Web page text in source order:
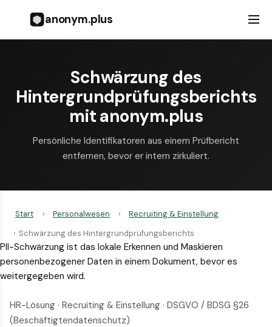
anonym.plus
Schwärzung des
Hintergrundprüfungsberichts
mit anonym.plus
Persönliche Identifikatoren aus einem Prüfbericht
entfernen, bevor er intern zirkuliert.
Start › Personalwesen ›
Recruiting & Einstellung
› Schwärzung des Hintergrundprüfungsberichts
PII-Schwärzung ist das lokale Erkennen und Maskieren
personenbezogener Daten in einem Dokument, bevor es
weitergegeben wird.
HR-Lösung · Recruiting & Einstellung · DSGVO / BDSG §26
(Beschäftigtendatenschutz)